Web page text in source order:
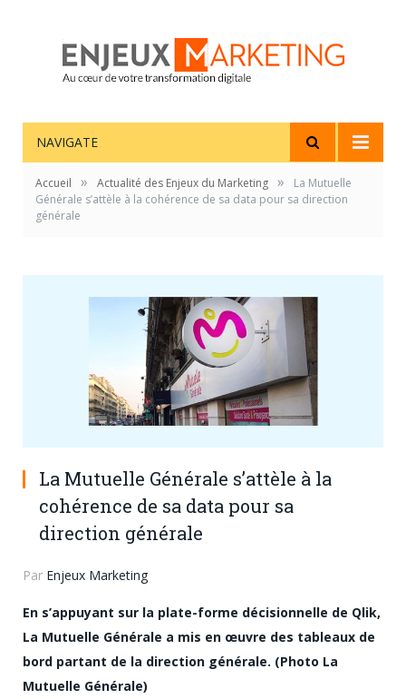
NAVIGATE
Accueil » Actualité des Enjeux du Marketing »
La Mutuelle
Générale s’attèle à la cohérence de sa data pour sa direction
générale
La Mutuelle Générale s’attèle à la
cohérence de sa data pour sa
direction générale
Par Enjeux Marketing
En s’appuyant sur la plate-forme décisionnelle de Qlik,
La Mutuelle Générale a mis en œuvre des tableaux de
bord partant de la direction générale. (Photo La
Mutuelle Générale)